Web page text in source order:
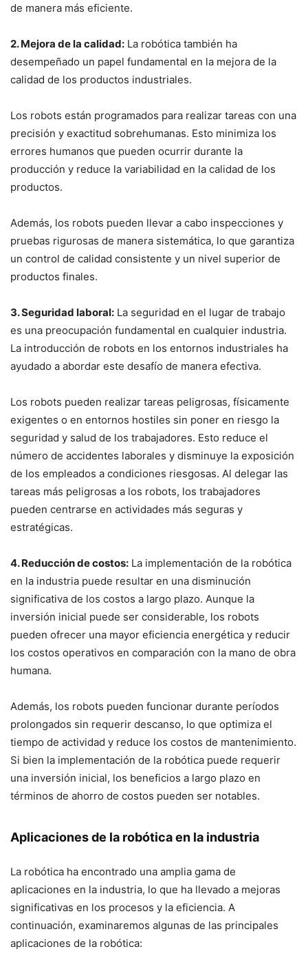
de manera más eficiente.
2. Mejora de la calidad: La robótica también ha
desempeñado un papel fundamental en la mejora de la
calidad de los productos industriales.
Los robots están programados para realizar tareas con una
precisión y exactitud sobrehumanas. Esto minimiza los
errores humanos que pueden ocurrir durante la
producción y reduce la variabilidad en la calidad de los
productos.
Además, los robots pueden llevar a cabo inspecciones y
pruebas rigurosas de manera sistemática, lo que garantiza
un control de calidad consistente y un nivel superior de
productos finales.
3. Seguridad laboral: La seguridad en el lugar de trabajo
es una preocupación fundamental en cualquier industria.
La introducción de robots en los entornos industriales ha
ayudado a abordar este desafío de manera efectiva.
Los robots pueden realizar tareas peligrosas, físicamente
exigentes o en entornos hostiles sin poner en riesgo la
seguridad y salud de los trabajadores. Esto reduce el
número de accidentes laborales y disminuye la exposición
de los empleados a condiciones riesgosas. Al delegar las
tareas más peligrosas a los robots, los trabajadores
pueden centrarse en actividades más seguras y
estratégicas.
4. Reducción de costos: La implementación de la robótica
en la industria puede resultar en una disminución
significativa de los costos a largo plazo. Aunque la
inversión inicial puede ser considerable, los robots
pueden ofrecer una mayor eficiencia energética y reducir
los costos operativos en comparación con la mano de obra
humana.
Además, los robots pueden funcionar durante períodos
prolongados sin requerir descanso, lo que optimiza el
tiempo de actividad y reduce los costos de mantenimiento.
Si bien la implementación de la robótica puede requerir
una inversión inicial, los beneficios a largo plazo en
términos de ahorro de costos pueden ser notables.
Aplicaciones de la robótica en la industria
La robótica ha encontrado una amplia gama de
aplicaciones en la industria, lo que ha llevado a mejoras
significativas en los procesos y la eficiencia. A
continuación, examinaremos algunas de las principales
aplicaciones de la robótica: